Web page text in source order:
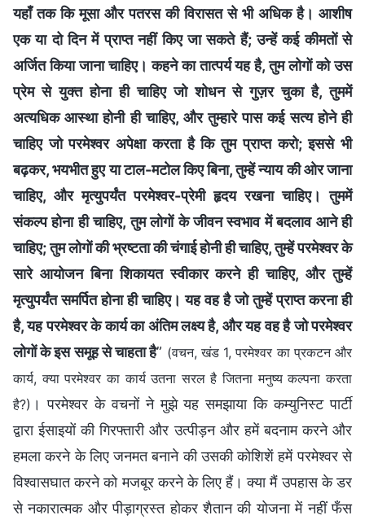
यहाँ तक कि मूसा और पतरस की विरासत से भी अधिक है। आशीष
एक या दो दिन में प्राप्त नहीं किए जा सकते हैं; उन्हें कई कीमतों से
अर्जित किया जाना चाहिए। कहने का तात्पर्य यह है, तुम लोगों को उस
प्रेम से युक्त होना ही चाहिए जो शोधन से गुज़र चुका है, तुममें
अत्यधिक आस्था होनी ही चाहिए, और तुम्हारे पास कई सत्य होने ही
चाहिए जो परमेश्वर अपेक्षा करता है कि तुम प्राप्त करो; इससे भी
बढ़कर, भयभीत हुए या टाल-मटोल किए बिना, तुम्हें न्याय की ओर जाना
चाहिए, और मृत्युपर्यंत परमेश्वर-प्रेमी हृदय रखना चाहिए। तुममें
संकल्प होना ही चाहिए, तुम लोगों के जीवन स्वभाव में बदलाव आने ही
चाहिए; तुम लोगों की भ्रष्टता की चंगाई होनी ही चाहिए, तुम्हें परमेश्वर के
सारे आयोजन बिना शिकायत स्वीकार करने ही चाहिए, और तुम्हें
मृत्युपर्यंत समर्पित होना ही चाहिए। यह वह है जो तुम्हें प्राप्त करना ही
है, यह परमेश्वर के कार्य का अंतिम लक्ष्य है, और यह वह है जो परमेश्वर
लोगों के इस समूह से चाहता है” (वचन, खंड 1, परमेश्वर का प्रकटन और
कार्य, क्या परमेश्वर का कार्य उतना सरल है जितना मनुष्य कल्पना करता
है?) । परमेश्वर के वचनों ने मुझे यह समझाया कि कम्युनिस्ट पार्टी
द्वारा ईसाइयों की गिरफ्तारी और उत्पीड़न और हमें बदनाम करने और
हमला करने के लिए जनमत बनाने की उसकी कोशिशें हमें परमेश्वर से
विश्वासघात करने को मजबूर करने के लिए हैं। क्या मैं उपहास के डर
से नकारात्मक और पीड़ाग्रस्त होकर शैतान की योजना में नहीं फँस